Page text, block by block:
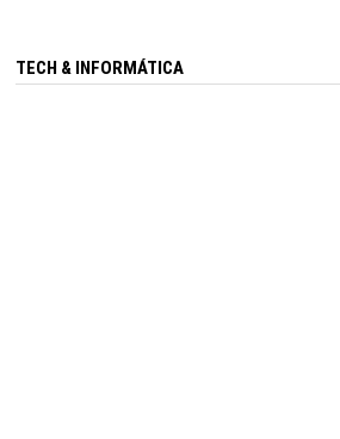
TECH & INFORMÁTICA